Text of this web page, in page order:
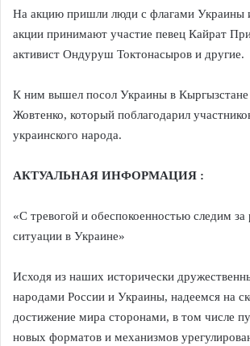
На акцию пришли люди с флагами Украины
акции принимают участие певец Кайрат
активист Ондуруш Токтонасыров и другие.
К ним вышел посол Украины в
Жовтенко, который поблагодарил
украинского народа.
АКТУАЛЬНАЯ ИНФОРМАЦИЯ :
«С тревогой и обеспокоенностью следим за
ситуации в Украине»
Исходя из наших исторически
народами России и Украины, надеемся на
достижение мира сторонами, в том числе
новых форматов и механизмов